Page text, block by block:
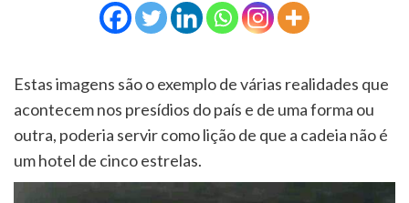
Estas imagens são o exemplo de várias realidades que
acontecem nos presídios do país e de uma forma ou
outra, poderia servir como lição de que a cadeia não é
um hotel de cinco estrelas.